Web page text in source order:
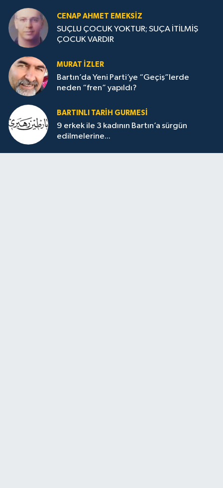
CENAP AHMET EMEKSİZ
SUÇLU ÇOCUK YOKTUR; SUÇA İTİLMİŞ
ÇOCUK VARDIR
MURAT İZLER
Bartın’da Yeni Parti’ye “Geçiş”lerde
neden “fren” yapıldı?
BARTINLI TARIH GURMESI
9 erkek ile 3 kadının Bartın’a sürgün
edilmelerine...